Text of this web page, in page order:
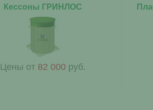
Кессоны ГРИНЛОС
Цены от 82 000 руб.